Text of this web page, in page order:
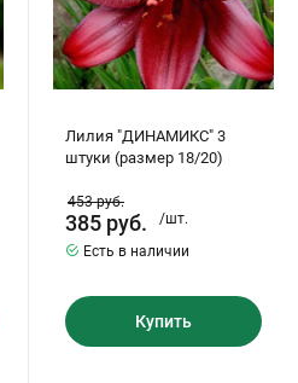
Лилия "ДИНАМИКС" 3
штуки (размер 18/20)
453руб.
385 руб.
/шт.
Есть в наличии
Купить